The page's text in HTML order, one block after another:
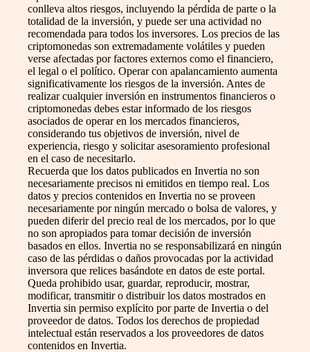
conlleva altos riesgos, incluyendo la pérdida de parte o la
totalidad de la inversión, y puede ser una actividad no
recomendada para todos los inversores. Los precios de las
criptomonedas son extremadamente volátiles y pueden
verse afectadas por factores externos como el financiero,
el legal o el político. Operar con apalancamiento aumenta
significativamente los riesgos de la inversión. Antes de
realizar cualquier inversión en instrumentos financieros o
criptomonedas debes estar informado de los riesgos
asociados de operar en los mercados financieros,
considerando tus objetivos de inversión, nivel de
experiencia, riesgo y solicitar asesoramiento profesional
en el caso de necesitarlo.
Recuerda que los datos publicados en Invertia no son
necesariamente precisos ni emitidos en tiempo real. Los
datos y precios contenidos en Invertia no se proveen
necesariamente por ningún mercado o bolsa de valores, y
pueden diferir del precio real de los mercados, por lo que
no son apropiados para tomar decisión de inversión
basados en ellos. Invertia no se responsabilizará en ningún
caso de las pérdidas o daños provocadas por la actividad
inversora que relices basándote en datos de este portal.
Queda prohibido usar, guardar, reproducir, mostrar,
modificar, transmitir o distribuir los datos mostrados en
Invertia sin permiso explícito por parte de Invertia o del
proveedor de datos. Todos los derechos de propiedad
intelectual están reservados a los proveedores de datos
contenidos en Invertia.